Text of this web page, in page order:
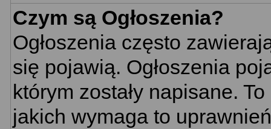
Czym są Ogłoszenia?
Ogłoszenia często
się pojawią. Ogłoszenia
którym zostały napisane.
jakich wymaga to